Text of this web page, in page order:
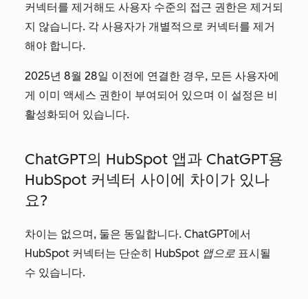
커넥터를 제거해도 사용자 수준의 접근 권한은 제거되
지 않습니다. 각 사용자가 개별적으로 커넥터를 제거
해야 합니다.
2025년 8월 28일 이전에 연결한 경우, 모든 사용자에
게 이미 액세스 권한이 부여되어 있으며 이 설정은 비
활성화되어 있습니다.
ChatGPT의 HubSpot 앱과 ChatGPT용
HubSpot 커넥터 사이에 차이가 있나
요?
차이는 없으며, 둘은 동일합니다. ChatGPT에서
HubSpot 커넥터는 단순히 HubSpot 앱으로 표시될
수 있습니다.